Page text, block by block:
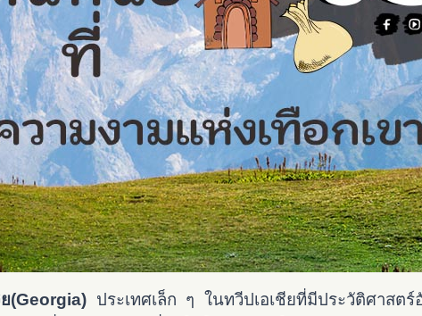
ย(Georgia) ประเทศเล็ก ๆ ในทวีปเอเชียที่มีประวัติศาสต